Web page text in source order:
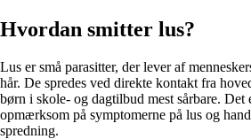
Hvordan smitter lus?
Lus er små parasitter, der lever af
hår. De spredes ved direkte kontakt fra
børn i skole- og dagtilbud mest sårbare.
opmærksom på symptomerne på lus og
spredning.